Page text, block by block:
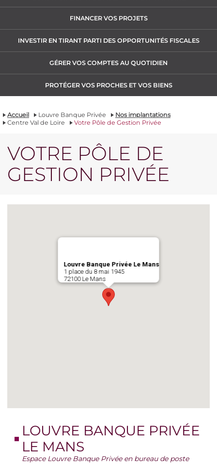
FINANCER VOS PROJETS
INVESTIR EN TIRANT PARTI DES OPPORTUNITÉS FISCALES
GÉRER VOS COMPTES AU QUOTIDIEN
PROTÉGER VOS PROCHES ET VOS BIENS
Accueil Louvre Banque Privée
Nos implantations
Centre Val de Loire
Votre Pôle de Gestion Privée
VOTRE PÔLE DE
GESTION PRIVÉE
Louvre Banque Privée Le Mans
1 place du 8 mai 1945
72100 Le Mans
LOUVRE BANQUE PRIVÉE
LE MANS
Espace Louvre Banque Privée en bureau de poste